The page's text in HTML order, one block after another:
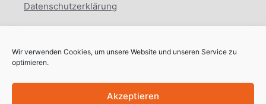
Wir verwenden Cookies, um unsere Website und unseren Service zu
optimieren.
Akzeptieren
Datenschutzerklärung
Facebook
Instagram
LinkedIn